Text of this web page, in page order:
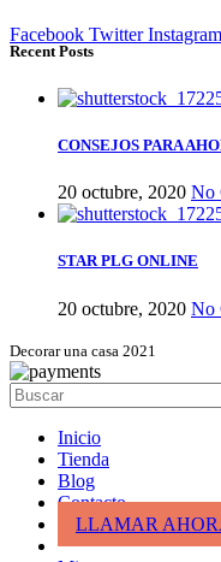
Facebook Twitter Instagram
Recent Posts
CONSEJOS PARA
20 octubre, 2020 No
STAR PLG ONLINE
20 octubre, 2020 No
Decorar una casa 2021
Inicio
Tienda
Blog
Contacto
LLAMAR